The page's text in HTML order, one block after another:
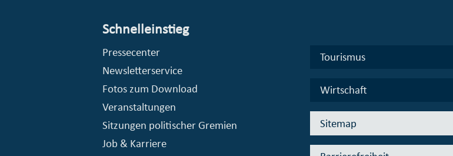
Schnelleinstieg
Pressecenter
Newsletterservice
Fotos zum Download
Veranstaltungen
Sitzungen politischer Gremien
Job & Karriere
Tourismus
Wirtschaft
Sitemap
© Stadt Essen, Presse- und Kommunikationsamt